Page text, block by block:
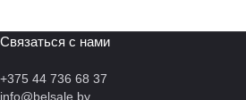
Связаться с нами
+375 44 736 68 37
info@belsale.by